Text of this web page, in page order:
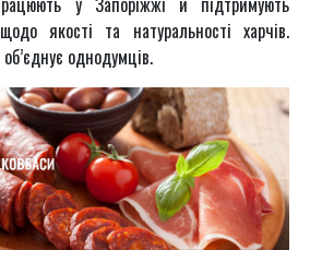
якості та натуральності харчів.
однодумців.